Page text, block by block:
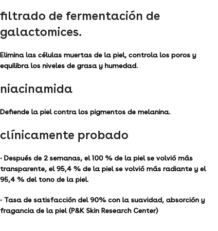
filtrado de fermentación de
galactomices.
Elimina las células muertas de la piel, controla los poros y
equilibra los niveles de grasa y humedad.
niacinamida
Defiende la piel contra los pigmentos de melanina.
clínicamente probado
• Después de 2 semanas, el 100 % de la piel se volvió más
transparente, el 95,4 % de la piel se volvió más radiante y el
95,4 % del tono de la piel.
• Tasa de satisfacción del 90% con la suavidad, absorción y
fragancia de la piel (P&K Skin Research Center)